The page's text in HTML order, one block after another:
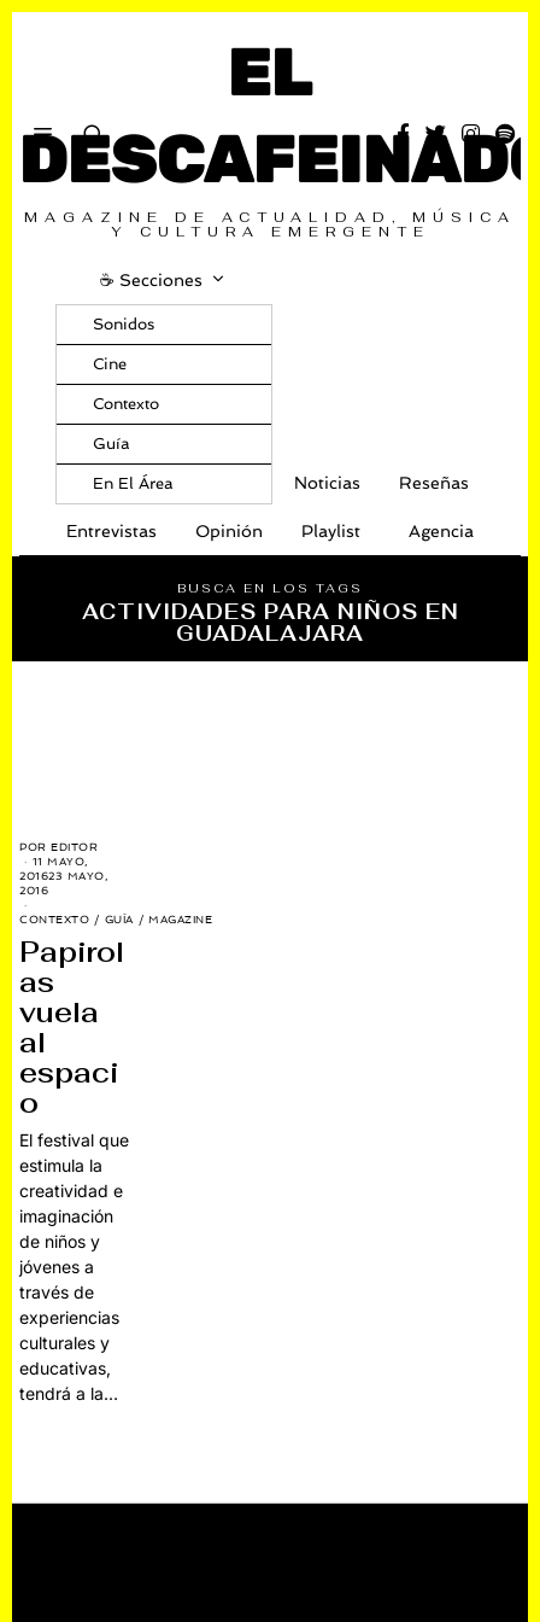
EL
MAGAZINE DE ACTUALIDAD, MÚSICA
Y CULTURA EMERGENTE
☕️ Secciones
Sonidos
Cine
Contexto
Guía
En El Área Noticias Reseñas
Entrevistas Opinión Playlist Agencia
BUSCA EN LOS TAGS
ACTIVIDADES PARA NIÑOS EN
GUADALAJARA
POREDITOR
11 MAYO,
201623 MAYO,
2016
CONTEXTO / GUÍA / MAGAZINE
Papirol
as
vuela
al
espaci
o
El festival que
estimula la
creatividad e
imaginación
de niños y
jóvenes a
través de
experiencias
culturales y
educativas,
tendrá a la…